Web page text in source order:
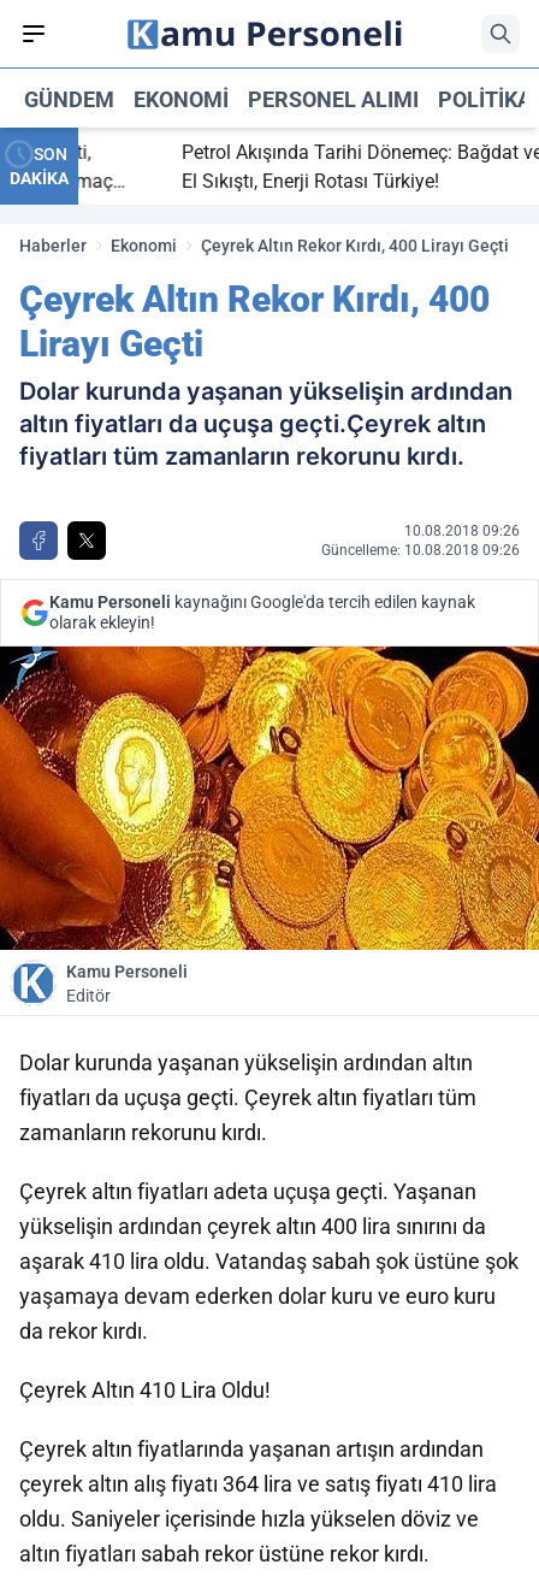
GÜNDEM EKONOMI PERSONEL ALIMI POLITIKA
SON
DAKİKA
bitti,
maç
Petrol Akışında Tarihi Dönemeç: Bağdat ve
El Sıkıştı, Enerji Rotası Türkiye!
Haberler Ekonomi Çeyrek Altın Rekor Kırdı, 400 Lirayı Geçti
Çeyrek Altın Rekor Kırdı, 400
Lirayı Geçti
Dolar kurunda yaşanan yükselişin ardından
altın fiyatları da uçuşa geçti.Çeyrek altın
fiyatları tüm zamanların rekorunu kırdı.
10.08.2018 09:26
Güncelleme: 10.08.2018 09:26
Kamu Personeli kaynağını Google'da tercih edilen kaynak
olarak ekleyin!
Kamu Personeli
Editör
Dolar kurunda yaşanan yükselişin ardından altın
fiyatları da uçuşa geçti. Çeyrek altın fiyatları tüm
zamanların rekorunu kırdı.
Çeyrek altın fiyatları adeta uçuşa geçti. Yaşanan
yükselişin ardından çeyrek altın 400 lira sınırını da
aşarak 410 lira oldu. Vatandaş sabah şok üstüne şok
yaşamaya devam ederken dolar kuru ve euro kuru
da rekor kırdı.
Çeyrek Altın 410 Lira Oldu!
Çeyrek altın fiyatlarında yaşanan artışın ardından
çeyrek altın alış fiyatı 364 lira ve satış fiyatı 410 lira
oldu. Saniyeler içerisinde hızla yükselen döviz ve
altın fiyatları sabah rekor üstüne rekor kırdı.